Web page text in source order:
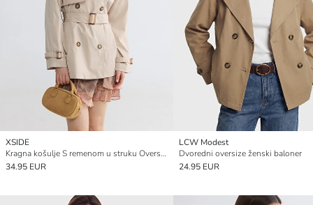
XSIDE
Kragna košulje S remenom u struku Oversize Ženski Baloner
34.95 EUR
LCW Modest
Dvoredni oversize ženski baloner
24.95 EUR